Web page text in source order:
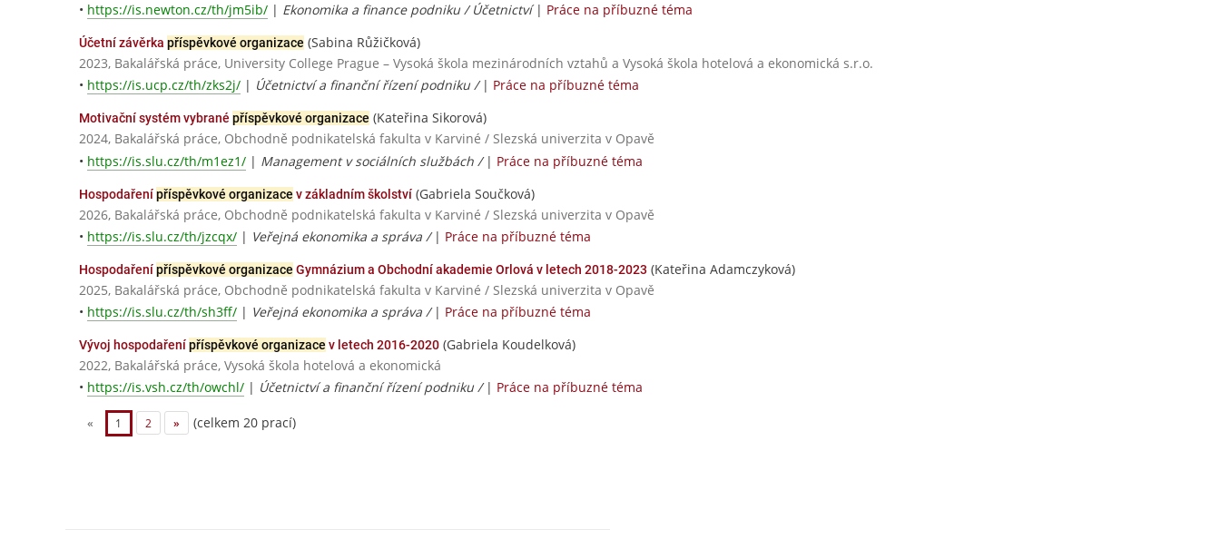
• https://is.newton.cz/th/jm5ib/ | Ekonomika a finance podniku / Účetnictví| Práce na příbuzné téma
Účetní závěrka příspěvkové organizace (Sabina Růžičková)
2023, Bakalářská práce, University College Prague – Vysoká škola mezinárodních vztahů a Vysoká škola hotelová a ekonomická s.r.o.
• https://is.ucp.cz/th/zks2j/ | Účetnictví a finanční řízení podniku / | Práce na příbuzné téma
Motivační systém vybrané příspěvkové organizace (Kateřina Sikorová)
2024, Bakalářská práce, Obchodně podnikatelská fakulta v Karviné / Slezská univerzita v Opavě
• https://is.slu.cz/th/m1ez1/ | Management v sociálních službách / | Práce na příbuzné téma
Hospodařenípříspěvkové organizace v základním školství (Gabriela Součková)
2026, Bakalářská práce, Obchodně podnikatelská fakulta v Karviné / Slezská univerzita v Opavě
• https://is.slu.cz/th/jzcqx/ | Veřejná ekonomika a správa / | Práce na příbuzné téma
Hospodařenípříspěvkové organizace Gymnázium a Obchodní akademie Orlová v letech 2018-2023 (Kateřina Adamczyková)
2025, Bakalářská práce, Obchodně podnikatelská fakulta v Karviné / Slezská univerzita v Opavě
• https://is.slu.cz/th/sh3ff/ | Veřejná ekonomika a správa / | Práce na příbuzné téma
Vývoj hospodařenípříspěvkové organizace v letech 2016-2020 (Gabriela Koudelková)
2022, Bakalářská práce, Vysoká škola hotelová a ekonomická
• https://is.vsh.cz/th/owchl/ | Účetnictví a finanční řízení podniku / | Práce na příbuzné téma
« 1 2 » (celkem 20 prací)